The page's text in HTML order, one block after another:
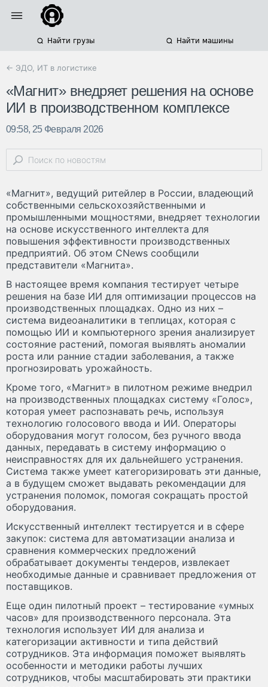
Найти грузы Найти машины
← ЭДО, ИТ в логистике
«Магнит» внедряет решения на основе
ИИ в производственном комплексе
09:58, 25 Февраля 2026
«Магнит», ведущий ритейлер в России, владеющий
собственными сельскохозяйственными и
промышленными мощностями, внедряет технологии
на основе искусственного интеллекта для
повышения эффективности производственных
предприятий. Об этом CNews сообщили
представители «Магнита».
В настоящее время компания тестирует четыре
решения на базе ИИ для оптимизации процессов на
производственных площадках. Одно из них –
система видеоаналитики в теплицах, которая с
помощью ИИ и компьютерного зрения анализирует
состояние растений, помогая выявлять аномалии
роста или ранние стадии заболевания, а также
прогнозировать урожайность.
Кроме того, «Магнит» в пилотном режиме внедрил
на производственных площадках систему «Голос»,
которая умеет распознавать речь, используя
технологию голосового ввода и ИИ. Операторы
оборудования могут голосом, без ручного ввода
данных, передавать в систему информацию о
неисправностях для их дальнейшего устранения.
Система также умеет категоризировать эти данные,
а в будущем сможет выдавать рекомендации для
устранения поломок, помогая сокращать простой
оборудования.
Искусственный интеллект тестируется и в сфере
закупок: система для автоматизации анализа и
сравнения коммерческих предложений
обрабатывает документы тендеров, извлекает
необходимые данные и сравнивает предложения от
поставщиков.
Еще один пилотный проект – тестирование «умных
часов» для производственного персонала. Эта
технология использует ИИ для анализа и
категоризации активности и типа действий
сотрудников. Эта информация поможет выявлять
особенности и методики работы лучших
сотрудников, чтобы масштабировать эти практики